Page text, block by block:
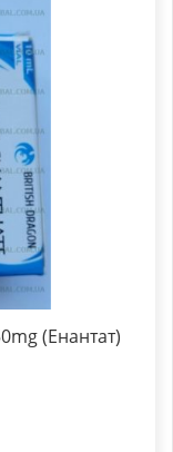
(Енантат)